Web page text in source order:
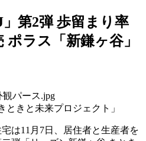
」第2弾 歩留まり率
ポラス「新鎌ヶ谷」
ときと未来プロジェクト」
は11 月 7日、居住者と生産者を